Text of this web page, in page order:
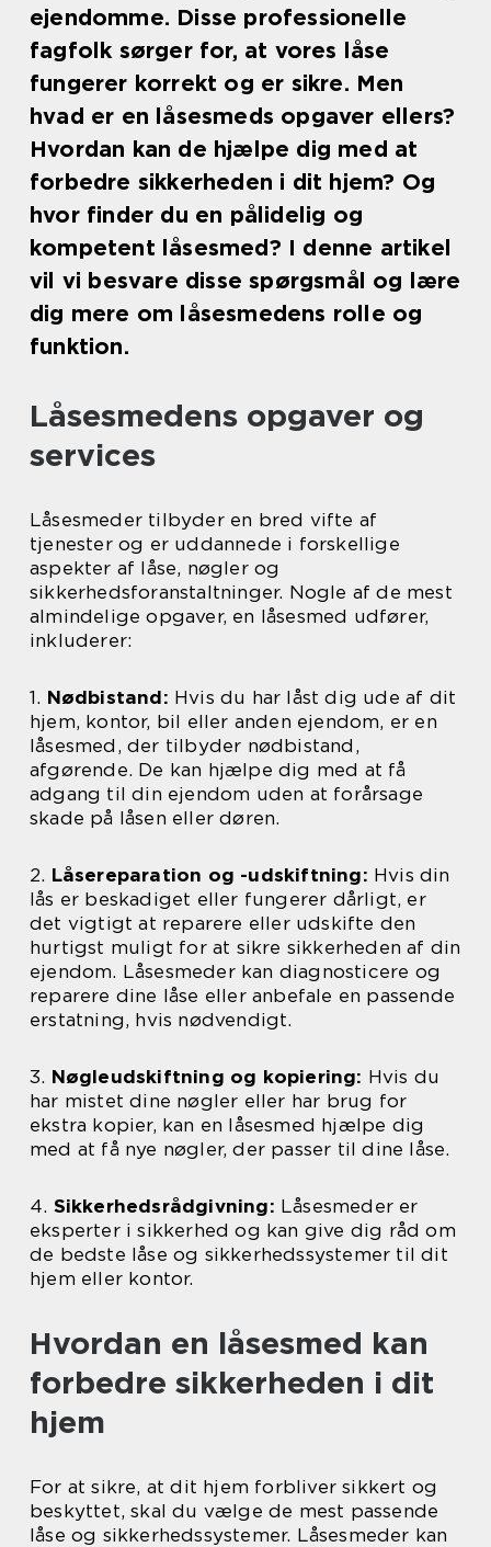
ejendomme. Disse professionelle
fagfolk sørger for, at vores låse
fungerer korrekt og er sikre. Men
hvad er en låsesmeds opgaver ellers?
Hvordan kan de hjælpe dig med at
forbedre sikkerheden i dit hjem? Og
hvor finder du en pålidelig og
kompetent låsesmed? I denne artikel
vil vi besvare disse spørgsmål og lære
dig mere om låsesmedens rolle og
funktion.
Låsesmedens opgaver og
services
Låsesmeder tilbyder en bred vifte af
tjenester og er uddannede i forskellige
aspekter af låse, nøgler og
sikkerhedsforanstaltninger. Nogle af de mest
almindelige opgaver, en låsesmed udfører,
inkluderer:
1. Nødbistand: Hvis du har låst dig ude af dit
hjem, kontor, bil eller anden ejendom, er en
låsesmed, der tilbyder nødbistand,
afgørende. De kan hjælpe dig med at få
adgang til din ejendom uden at forårsage
skade på låsen eller døren.
2. Låsereparation og -udskiftning: Hvis din
lås er beskadiget eller fungerer dårligt, er
det vigtigt at reparere eller udskifte den
hurtigst muligt for at sikre sikkerheden af ​​din
ejendom. Låsesmeder kan diagnosticere og
reparere dine låse eller anbefale en passende
erstatning, hvis nødvendigt.
3. Nøgleudskiftning og kopiering: Hvis du
har mistet dine nøgler eller har brug for
ekstra kopier, kan en låsesmed hjælpe dig
med at få nye nøgler, der passer til dine låse.
4. Sikkerhedsrådgivning: Låsesmeder er
eksperter i sikkerhed og kan give dig råd om
de bedste låse og sikkerhedssystemer til dit
hjem eller kontor.
Hvordan en låsesmed kan
forbedre sikkerheden i dit
hjem
For at sikre, at dit hjem forbliver sikkert og
beskyttet, skal du vælge de mest passende
låse og sikkerhedssystemer. Låsesmeder kan